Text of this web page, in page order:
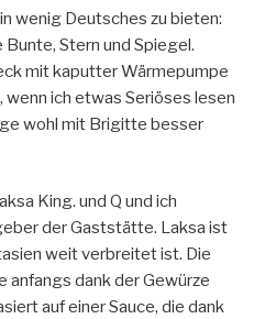
wenig Deutsches zu bieten:
Stern und Spiegel.
mit kaputter Wärmepumpe
wenn ich etwas Seriöses lesen
wohl mit Brigitte besser
King. und Q und ich
der Gaststätte. Laksa ist
weit verbreitet ist. Die
anfangs dank der Gewürze
auf einer Sauce, die dank